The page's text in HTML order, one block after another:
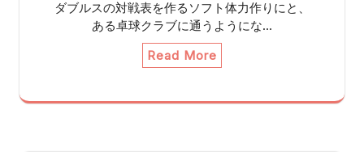
ダブルスの対戦表を作るソフト体力作りにと、
ある卓球クラブに通うようにな…
Read More